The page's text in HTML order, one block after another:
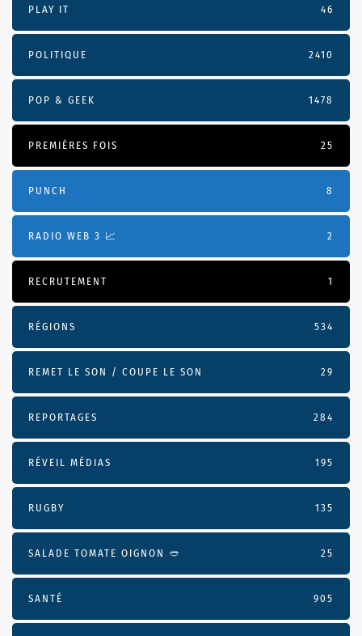
PLAY IT 46
POLITIQUE 2410
POP & GEEK 1478
PREMIÈRES FOIS 25
PUNCH 8
RADIO WEB 3 📈 2
RECRUTEMENT 1
RÉGIONS 534
REMET LE SON / COUPE LE SON 29
REPORTAGES 284
RÉVEIL MÉDIAS 195
RUGBY 135
SALADE TOMATE OIGNON 🥙 25
SANTÉ 905